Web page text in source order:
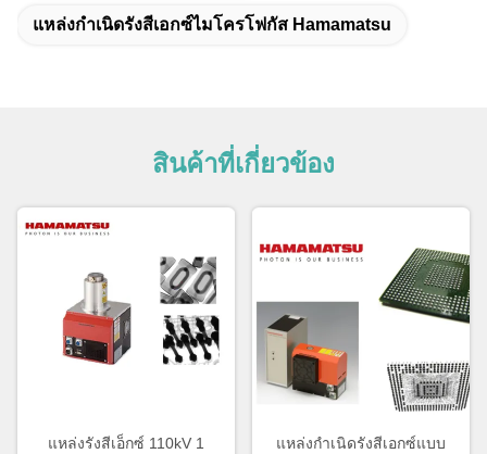
แหล่งกำเนิดรังสีเอกซ์ไมโครโฟกัส Hamamatsu
สินค้าที่เกี่ยวข้อง
แหล่งรังสีเอ็กซ์ 110kV 1
แหล่งกำเนิดรังสีเอกซ์แบบ